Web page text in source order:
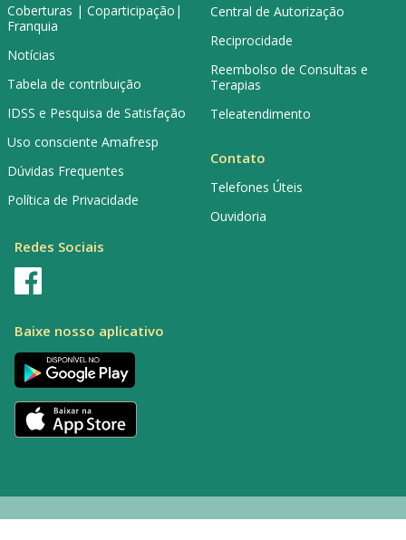
Coberturas | Coparticipação|
Franquia
Notícias
Tabela de contribuição
IDSS e Pesquisa de Satisfação
Uso consciente Amafresp
Dúvidas Frequentes
Política de Privacidade
Central de Autorização
Reciprocidade
Reembolso de Consultas e
Terapias
Teleatendimento
Contato
Telefones Úteis
Ouvidoria
Redes Sociais
Baixe nosso aplicativo